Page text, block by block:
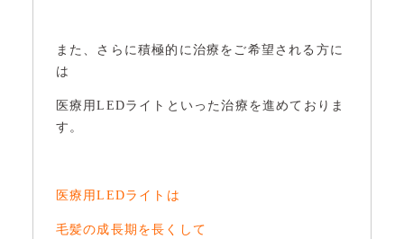
また、さらに積極的に治療をご希望される方に
は
医療用LEDライトといった治療を進めておりま
す。
医療用LEDライトは
毛髪の成長期を長くして